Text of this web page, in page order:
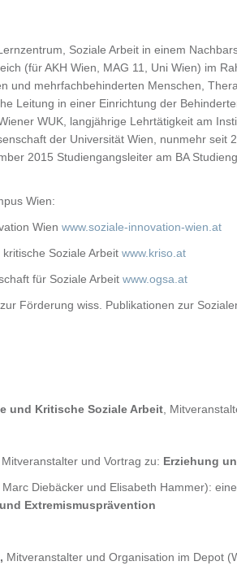
Soziale Arbeit in einem
(für AKH Wien, MAG 11, Uni Wien) im
und mehrfachbehinderten Menschen,
Leitung in einer Einrichtung der
WUK, langjährige Lehrtätigkeit am
der Universität Wien, nunmehr seit
2015 Studiengangsleiter am BA
Wien:
Wien www.soziale-innovation-wien.at
Soziale Arbeit www.kriso.at
für Soziale Arbeit www.ogsa.at
Förderung wiss. Publikationen zur
und Kritische Soziale Arbeit ,
Mitveranstalter und Vortrag zu: Erziehung
Diebäcker und Elisabeth Hammer):
Extremismusprävention
Mitveranstalter und Organisation im Depot